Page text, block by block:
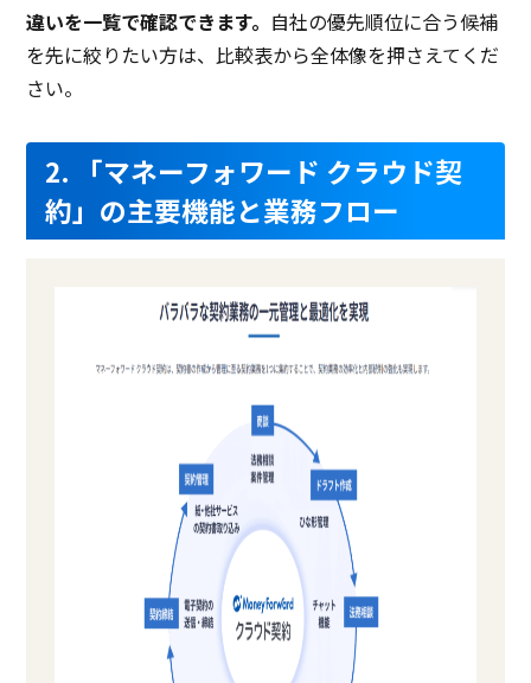
違いを一覧で確認できます。 自社の優先順位に合う候補
を先に絞りたい方は、比較表から全体像を押さえてくだ
さい。
2. 「マネーフォワード クラウド契
約」の主要機能と業務フロー